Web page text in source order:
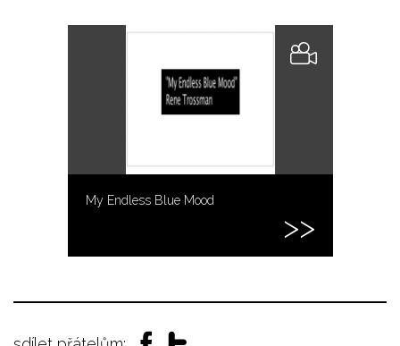
My Endless Blue Mood